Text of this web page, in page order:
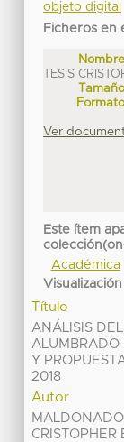
objeto digital
Ficheros en
TESIS
Ver
Este ítem
Académica
Título
ANÁLISIS
ALUMBRADO
Y
2018
Autor
CRISTOPHER